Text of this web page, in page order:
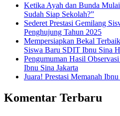
Ketika Ayah dan Bunda
Sudah Siap Sekolah?”
Sederet Prestasi Gemilang
Penghujung Tahun 2025
Mempersiapkan Bekal
Siswa Baru SDIT Ibnu Sina
Pengumuman Hasil
Ibnu Sina Jakarta
Juara! Prestasi Memanah
Komentar Terbaru